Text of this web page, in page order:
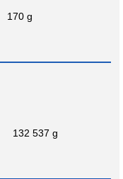
170 g
132 537 g